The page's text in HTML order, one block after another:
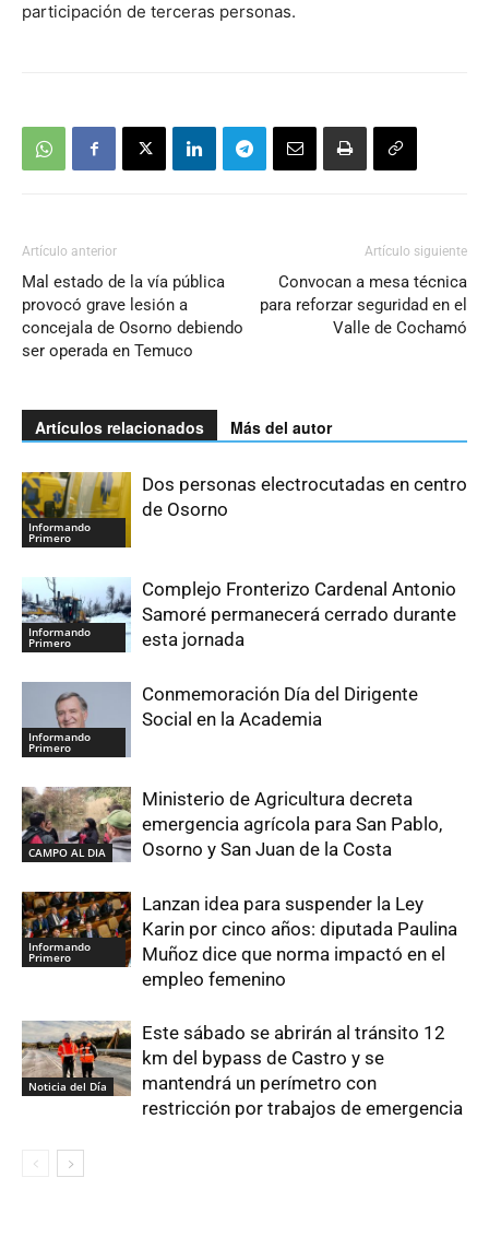
participación de terceras personas.
Artículo anterior
Mal estado de la vía pública
provocó grave lesión a
concejala de Osorno debiendo
ser operada en Temuco
Artículo siguiente
Convocan a mesa técnica
para reforzar seguridad en el
Valle de Cochamó
Artículos relacionados Más del autor
Informando
Primero
Dos personas electrocutadas en centro
de Osorno
Informando
Primero
Complejo Fronterizo Cardenal Antonio
Samoré permanecerá cerrado durante
esta jornada
Informando
Primero
Conmemoración Día del Dirigente
Social en la Academia
CAMPO AL DIA
Ministerio de Agricultura decreta
emergencia agrícola para San Pablo,
Osorno y San Juan de la Costa
Informando
Primero
Lanzan idea para suspender la Ley
Karin por cinco años: diputada Paulina
Muñoz dice que norma impactó en el
empleo femenino
Noticia del Día
Este sábado se abrirán al tránsito 12
km del bypass de Castro y se
mantendrá un perímetro con
restricción por trabajos de emergencia